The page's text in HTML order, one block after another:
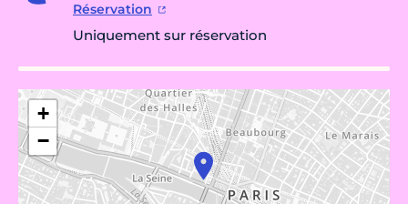
Réservation
Uniquement sur réservation
+
−